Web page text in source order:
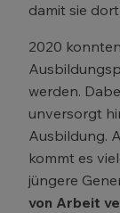
damit sie
2020
werden.
unversorgt
Ausbildung.
kommt es
jüngere
von Arbeit